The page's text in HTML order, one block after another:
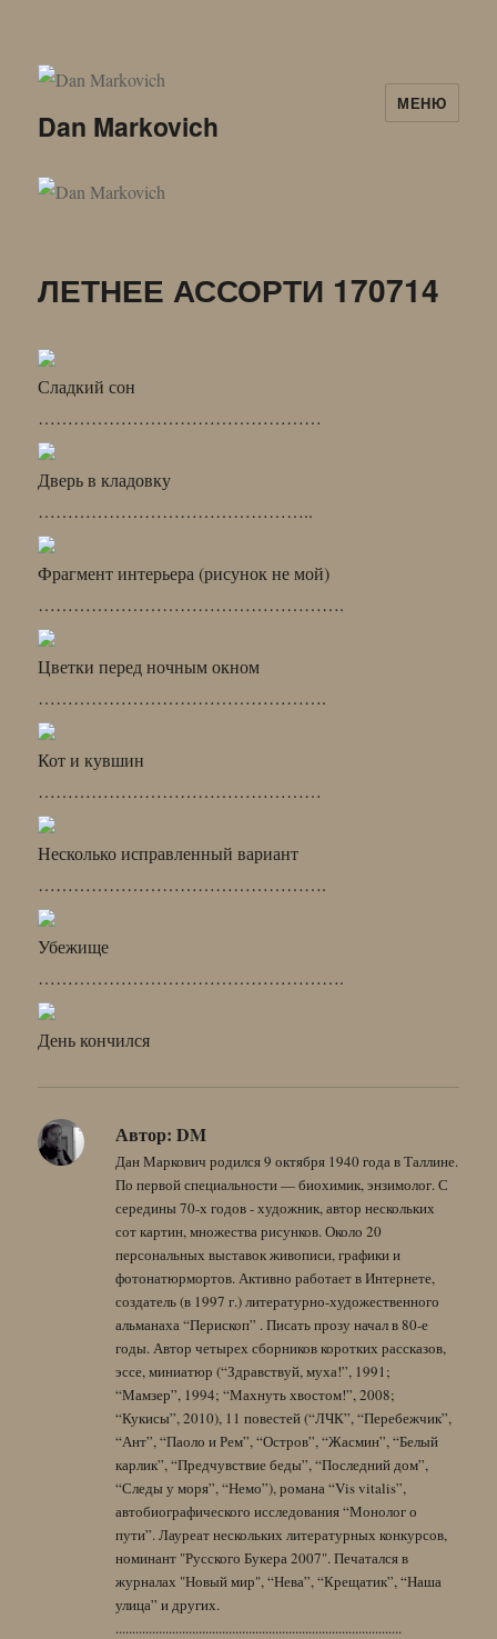
Dan Markovich
МЕНЮ
ЛЕТНЕЕ АССОРТИ 170714
Сладкий сон
…………………………………………
Дверь в кладовку
………………………………………..
Фрагмент интерьера (рисунок не мой)
…………………………………………….
Цветки перед ночным окном
………………………………………….
Кот и кувшин
…………………………………………
Несколько исправленный вариант
………………………………………….
Убежище
…………………………………………….
День кончился
Автор: DM
Дан Маркович родился 9 октября 1940 года в Таллине.
По первой специальности — биохимик, энзимолог. С
середины 70-х годов - художник, автор нескольких
сот картин, множества рисунков. Около 20
персональных выставок живописи, графики и
фотонатюрмортов. Активно работает в Интернете,
создатель (в 1997 г.) литературно-художественного
альманаха “Перископ” . Писать прозу начал в 80-е
годы. Автор четырех сборников коротких рассказов,
эссе, миниатюр (“Здравствуй, муха!”, 1991;
“Мамзер”, 1994; “Махнуть хвостом!”, 2008;
“Кукисы”, 2010), 11 повестей (“ЛЧК”, “Перебежчик”,
“Ант”, “Паоло и Рем”, “Остров”, “Жасмин”, “Белый
карлик”, “Предчувствие беды”, “Последний дом”,
“Следы у моря”, “Немо”), романа “Vis vitalis”,
автобиографического исследования “Монолог о
пути”. Лауреат нескольких литературных конкурсов,
номинант "Русского Букера 2007". Печатался в
журналах "Новый мир", “Нева”, “Крещатик”, “Наша
улица” и других.
......................................................................................